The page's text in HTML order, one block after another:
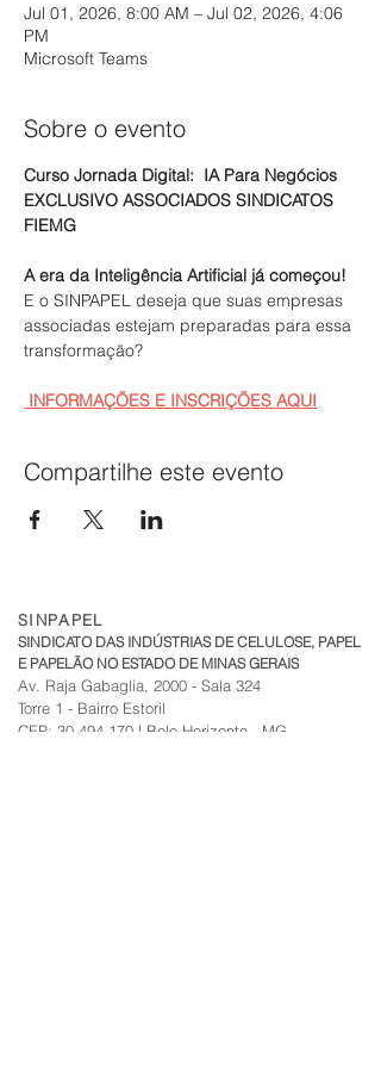
Jul 01, 2026, 8:00 AM – Jul 02, 2026, 4:06
PM
Microsoft Teams
Sobre o evento
Curso Jornada Digital:  IA Para Negócios
EXCLUSIVO ASSOCIADOS SINDICATOS
FIEMG
A era da Inteligência Artificial já começou!
E o SINPAPEL deseja que suas empresas
associadas estejam preparadas para essa
transformação?
INFORMAÇÕES E INSCRIÇÕES AQUI
Compartilhe este evento
SINPAPEL
SINDICATO DAS INDÚSTRIAS DE CELULOSE, PAPEL
E PAPELÃO NO ESTADO DE MINAS GERAIS
Av. Raja Gabaglia, 2000 - Sala 324
Torre 1 - Bairro Estoril
CEP: 30.494-170 | Belo Horizonte - MG